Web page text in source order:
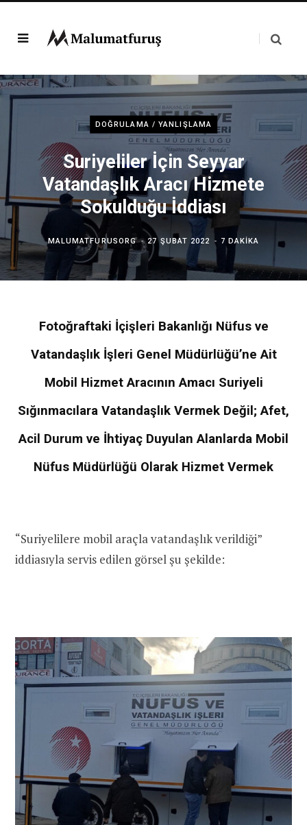
DOĞRULAMA / YANLIŞLAMA
Suriyeliler İçin Seyyar
Vatandaşlık Aracı Hizmete
Sokulduğu İddiası
MALUMATFURUSORG 27 ŞUBAT 2022 7 DAKIKA
Fotoğraftaki İçişleri Bakanlığı Nüfus ve
Vatandaşlık İşleri Genel Müdürlüğü’ne Ait
Mobil Hizmet Aracının Amacı Suriyeli
Sığınmacılara Vatandaşlık Vermek Değil ; Afet,
Acil Durum ve İhtiyaç Duyulan Alanlarda Mobil
Nüfus Müdürlüğü Olarak Hizmet Vermek
“Suriyelilere mobil araçla vatandaşlık verildiği”
iddiasıyla servis edilen görsel şu şekilde: